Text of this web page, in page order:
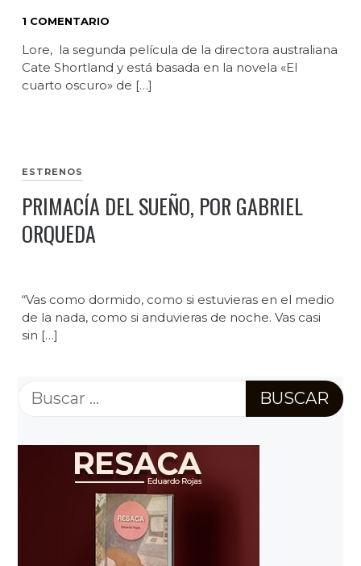
1 COMENTARIO
Lore, la segunda película de la directora australiana
Cate Shortland y está basada en la novela «El
cuarto oscuro» de […]
ESTRENOS
PRIMACÍA DEL SUEÑO, POR GABRIEL
ORQUEDA
“Vas como dormido, como si estuvieras en el medio
de la nada, como si anduvieras de noche. Vas casi
sin […]
Buscar: